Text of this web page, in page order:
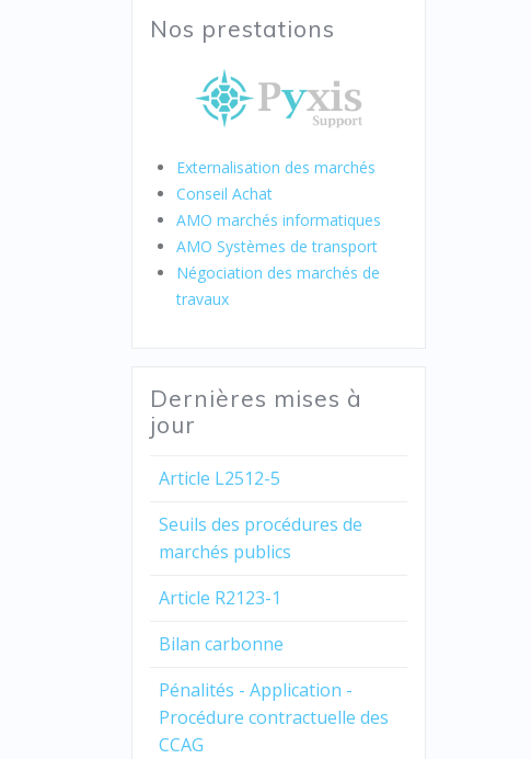
Nos prestations
Externalisation des marchés
Conseil Achat
AMO marchés informatiques
AMO Systèmes de transport
Négociation des marchés de
travaux
Dernières mises à
jour
Article L2512-5
Seuils des procédures de
marchés publics
Article R2123-1
Bilan carbonne
Pénalités - Application -
Procédure contractuelle des
CCAG